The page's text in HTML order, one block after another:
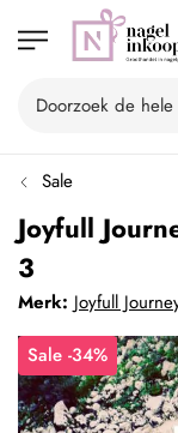
Sale
Joyfull
3
Merk: Joyfull
Sale -34%